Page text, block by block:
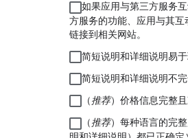
如果应用与第三方服务
方服务的功能、应用与其
链接到相关网站。
简短说明和详细说明易于
简短说明和详细说明不完
（推荐）价格信息完整且
（推荐）每种语言的完